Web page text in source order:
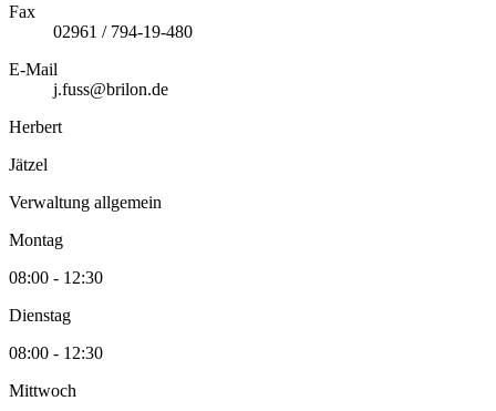
Fax
02961 / 794-19-480
E-Mail
j.fuss@brilon.de
Herbert
Jätzel
Verwaltung allgemein
Montag
08:00 - 12:30
Dienstag
08:00 - 12:30
Mittwoch